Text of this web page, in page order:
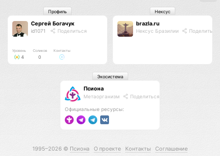
Сергей Богачук
id1071 Поделиться
Уровень
4
Соликов
0
Контакты
Профиль
brazla.ru
Нексус Бразилии Поделиться
Нексус
Псиона
Метаорганизм Поделиться
Официальные ресурсы:
Экосистема
1995–2026 © Псиона О проекте Контакты Соглашение